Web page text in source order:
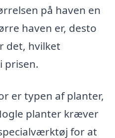
på haven en
haven er, desto
det, hvilket
prisen.
er typen af planter,
planter kræver
for at